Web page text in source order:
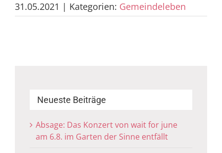
31.05.2021 | Kategorien: Gemeindeleben
Neueste Beiträge
Absage: Das Konzert von wait for june
am 6.8. im Garten der Sinne entfällt